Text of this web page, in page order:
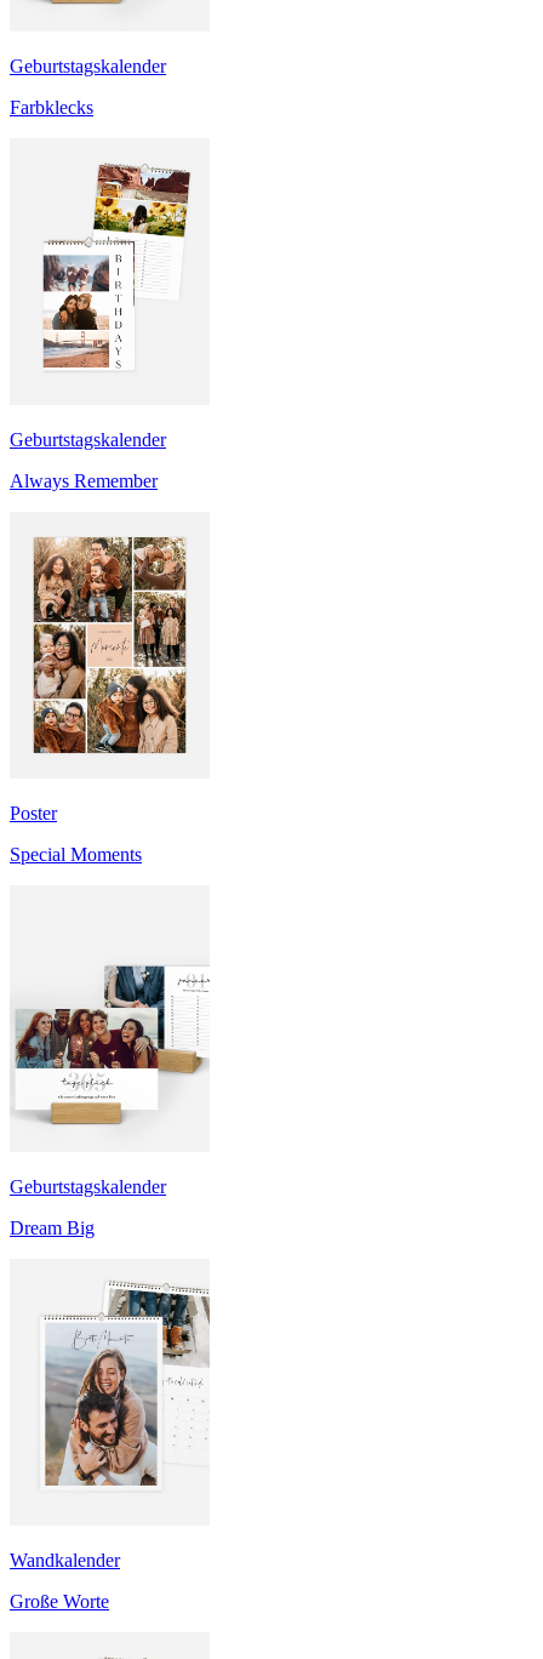
Geburtstagskalender
Farbklecks
Geburtstagskalender
Always Remember
Poster
Special Moments
Geburtstagskalender
Dream Big
Wandkalender
Große Worte